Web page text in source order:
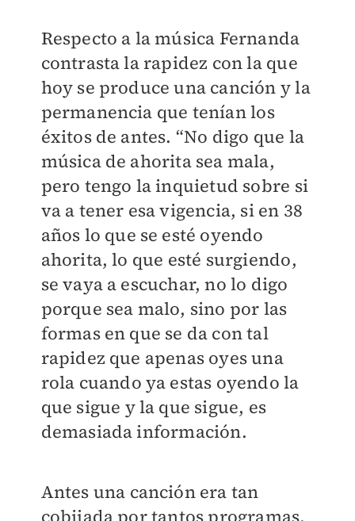
Respecto a la música Fernanda
contrasta la rapidez con la que
hoy se produce una canción y la
permanencia que tenían los
éxitos de antes. “No digo que la
música de ahorita sea mala,
pero tengo la inquietud sobre si
va a tener esa vigencia, si en 38
años lo que se esté oyendo
ahorita, lo que esté surgiendo,
se vaya a escuchar, no lo digo
porque sea malo, sino por las
formas en que se da con tal
rapidez que apenas oyes una
rola cuando ya estas oyendo la
que sigue y la que sigue, es
demasiada información.
Antes una canción era tan